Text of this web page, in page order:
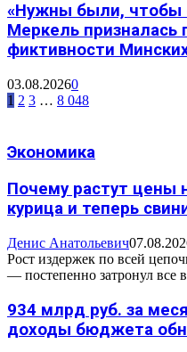
«Нужны были, чтобы
Меркель призналась
фиктивности
03.08.20260
1 2 3 … 8 048
Экономика
Почему растут цены
курица и теперь
Денис Анатольевич
Рост издержек по всей
— постепенно затронул все
934 млрд руб. за
доходы бюджета